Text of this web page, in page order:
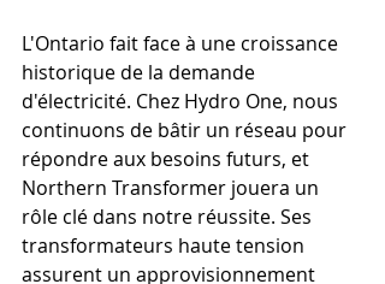
L'Ontario fait face à une croissance
historique de la demande
d'électricité. Chez Hydro One, nous
continuons de bâtir un réseau pour
répondre aux besoins futurs, et
Northern Transformer jouera un
rôle clé dans notre réussite. Ses
transformateurs haute tension
assurent un approvisionnement